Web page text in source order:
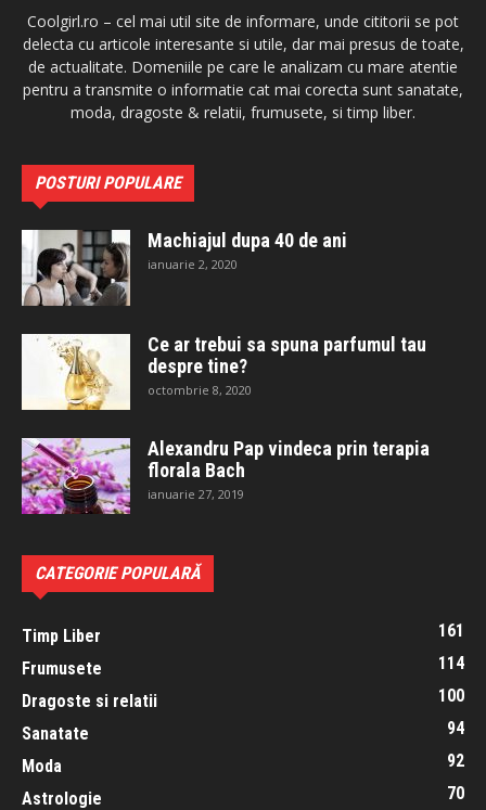
Coolgirl.ro – cel mai util site de informare, unde cititorii se pot
delecta cu articole interesante si utile, dar mai presus de toate,
de actualitate. Domeniile pe care le analizam cu mare atentie
pentru a transmite o informatie cat mai corecta sunt sanatate,
moda, dragoste & relatii, frumusete, si timp liber.
POSTURI POPULARE
Machiajul dupa 40 de ani
ianuarie 2, 2020
Ce ar trebui sa spuna parfumul tau
despre tine?
octombrie 8, 2020
Alexandru Pap vindeca prin terapia
florala Bach
ianuarie 27, 2019
CATEGORIE POPULARĂ
Timp Liber
161
Frumusete
114
Dragoste si relatii
100
Sanatate
94
Moda
92
Astrologie
70